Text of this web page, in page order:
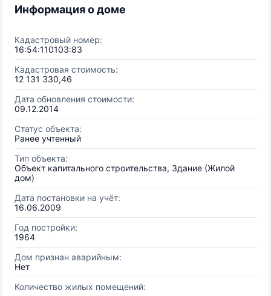
Информация о доме
Кадастровый номер:
16:54:110103:83
Кадастровая стоимость:
12 131 330,46
Дата обновления стоимости:
09.12.2014
Статус объекта:
Ранее учтенный
Тип объекта:
Объект капитального строительства, Здание (Жилой
дом)
Дата постановки на учёт:
16.06.2009
Год постройки:
1964
Дом признан аварийным:
Нет
Количество жилых помещений: